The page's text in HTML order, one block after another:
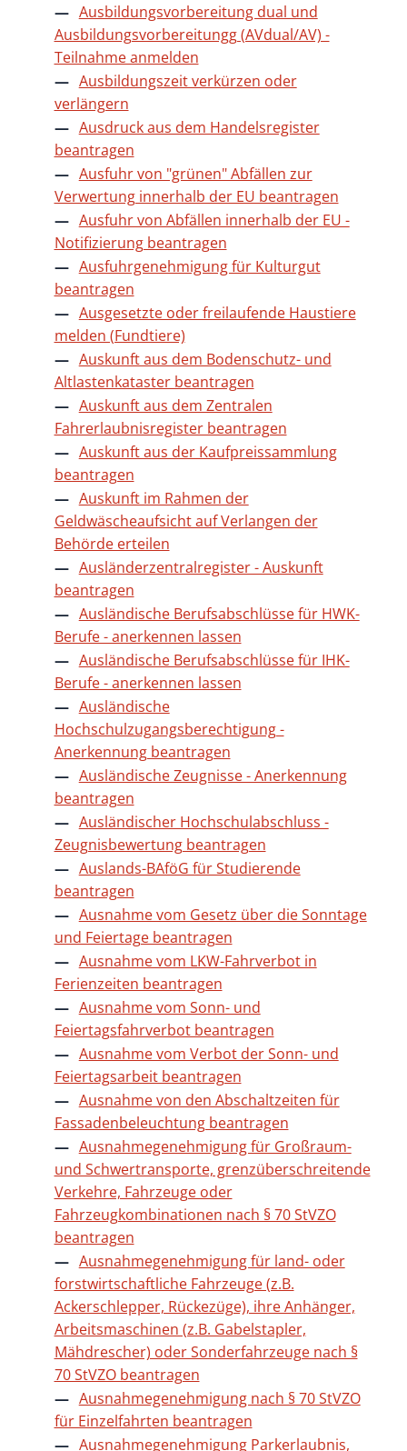
Ausbildungsvorbereitung dual und
Ausbildungsvorbereitungg (AVdual/AV) -
Teilnahme anmelden
Ausbildungszeit verkürzen oder
verlängern
Ausdruck aus dem Handelsregister
beantragen
Ausfuhr von "grünen" Abfällen zur
Verwertung innerhalb der EU beantragen
Ausfuhr von Abfällen innerhalb der EU -
Notifizierung beantragen
Ausfuhrgenehmigung für Kulturgut
beantragen
Ausgesetzte oder freilaufende Haustiere
melden (Fundtiere)
Auskunft aus dem Bodenschutz- und
Altlastenkataster beantragen
Auskunft aus dem Zentralen
Fahrerlaubnisregister beantragen
Auskunft aus der Kaufpreissammlung
beantragen
Auskunft im Rahmen der
Geldwäscheaufsicht auf Verlangen der
Behörde erteilen
Ausländerzentralregister - Auskunft
beantragen
Ausländische Berufsabschlüsse für HWK-
Berufe - anerkennen lassen
Ausländische Berufsabschlüsse für IHK-
Berufe - anerkennen lassen
Ausländische
Hochschulzugangsberechtigung -
Anerkennung beantragen
Ausländische Zeugnisse - Anerkennung
beantragen
Ausländischer Hochschulabschluss -
Zeugnisbewertung beantragen
Auslands-BAföG für Studierende
beantragen
Ausnahme vom Gesetz über die Sonntage
und Feiertage beantragen
Ausnahme vom LKW-Fahrverbot in
Ferienzeiten beantragen
Ausnahme vom Sonn- und
Feiertagsfahrverbot beantragen
Ausnahme vom Verbot der Sonn- und
Feiertagsarbeit beantragen
Ausnahme von den Abschaltzeiten für
Fassadenbeleuchtung beantragen
Ausnahmegenehmigung für Großraum-
und Schwertransporte, grenzüberschreitende
Verkehre, Fahrzeuge oder
Fahrzeugkombinationen nach § 70 StVZO
beantragen
Ausnahmegenehmigung für land- oder
forstwirtschaftliche Fahrzeuge (z.B.
Ackerschlepper, Rückezüge), ihre Anhänger,
Arbeitsmaschinen (z.B. Gabelstapler,
Mähdrescher) oder Sonderfahrzeuge nach §
70 StVZO beantragen
Ausnahmegenehmigung nach § 70 StVZO
für Einzelfahrten beantragen
Ausnahmegenehmigung Parkerlaubnis,